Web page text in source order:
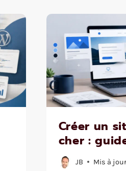
Créer un
cher :
JB Mis à